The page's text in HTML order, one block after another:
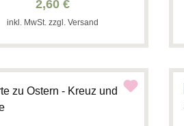
2,60 €
inkl. MwSt. zzgl. Versand